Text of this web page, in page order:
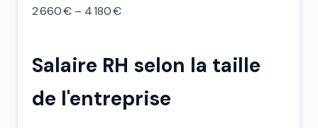
2 660 € – 4 180 €
Salaire RH selon la taille
de l'entreprise